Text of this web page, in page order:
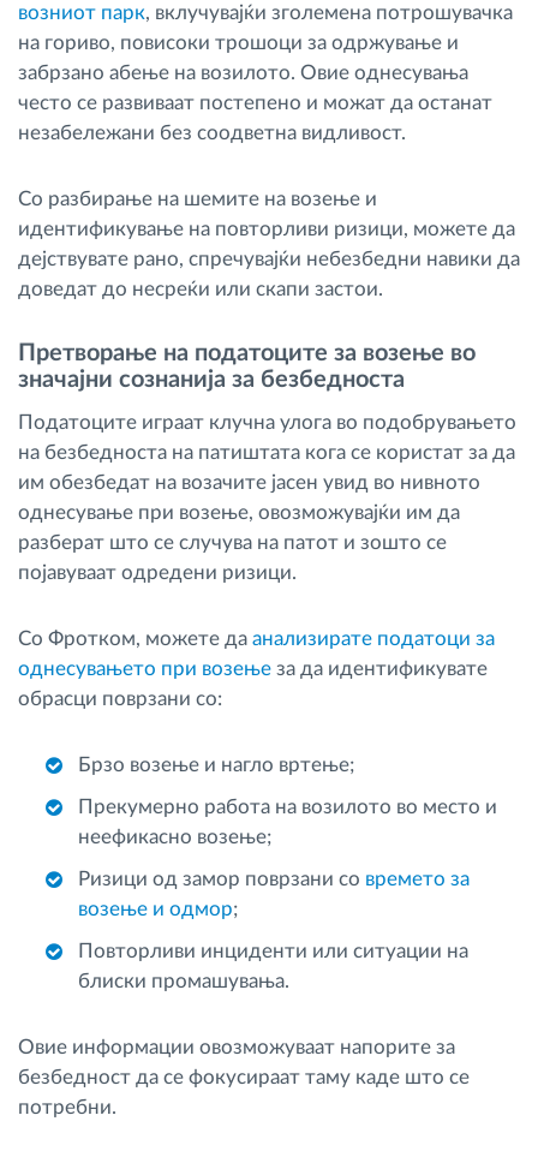
возниот парк, вклучувајќи зголемена потрошувачка
на гориво, повисоки трошоци за одржување и
забрзано абење на возилото. Овие однесувања
често се развиваат постепено и можат да останат
незабележани без соодветна видливост.
Со разбирање на шемите на возење и
идентификување на повторливи ризици, можете да
дејствувате рано, спречувајќи небезбедни навики да
доведат до несреќи или скапи застои.
Претворање на податоците за возење во
значајни сознанија за безбедноста
Податоците играат клучна улога во подобрувањето
на безбедноста на патиштата кога се користат за да
им обезбедат на возачите јасен увид во нивното
однесување при возење, овозможувајќи им да
разберат што се случува на патот и зошто се
појавуваат одредени ризици.
Со Фротком, можете да анализирате податоци за
однесувањето при возење за да идентификувате
обрасци поврзани со:
Брзо возење и нагло вртење;
Прекумерно работа на возилото во место и
неефикасно возење;
Ризици од замор поврзани со времето за
возење и одмор;
Повторливи инциденти или ситуации на
блиски промашувања.
Овие информации овозможуваат напорите за
безбедност да се фокусираат таму каде што се
потребни.